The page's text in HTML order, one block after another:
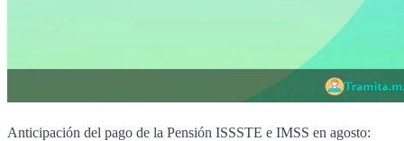
Anticipación del pago de la Pensión ISSSTE e IMSS en agosto: